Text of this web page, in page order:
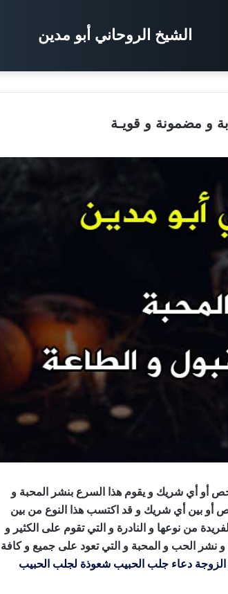
الشيخ الروحاني أبو مدين
أو أي شريك و يقوم هذا السرع بنشر المحبة و
أو بين أي شريك و قد اكتسب هذا النوع من بين
من نوعها و النادرة و التي تقوم على الكثير و
و نشر الحب و المحبة و التي تعود على جميع و كافة
دعاء جلب الحبيب شعوذة لجلب الحبيب